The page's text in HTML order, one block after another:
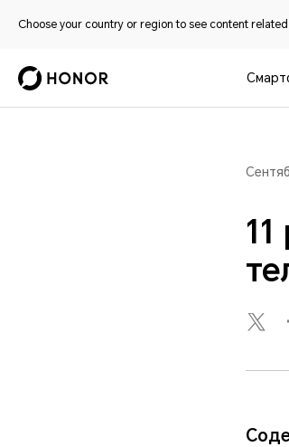
Choose your country or region to see content